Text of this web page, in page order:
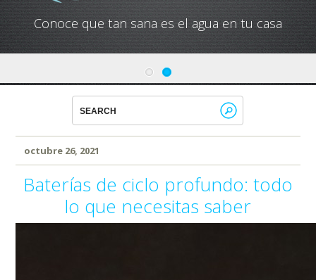
Conoce que tan sana es el agua en tu casa
octubre 26, 2021
Baterías de ciclo profundo: todo
lo que necesitas saber